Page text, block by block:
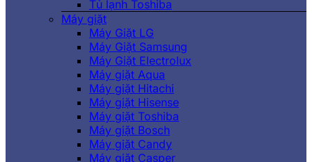
Tủ lạnh Toshiba
Máy giặt
Máy Giặt LG
Máy Giặt Samsung
Máy Giặt Electrolux
Máy giặt Aqua
Máy giặt Hitachi
Máy giặt Hisense
Máy giặt Toshiba
Máy giặt Bosch
Máy giặt Candy
Máy giặt Casper